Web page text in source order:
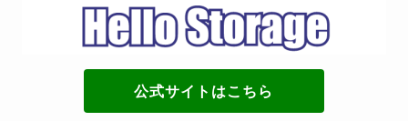
公式サイトはこちら